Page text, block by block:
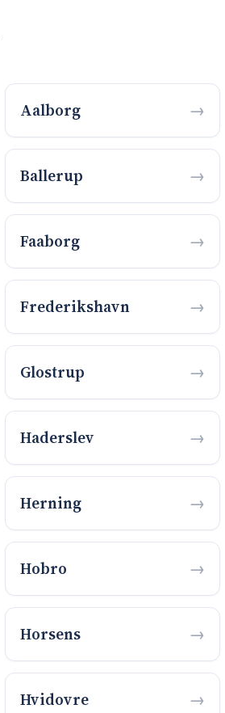
Aalborg
Ballerup
Faaborg
Frederikshavn
Glostrup
Haderslev
Herning
Hobro
Horsens
Hvidovre